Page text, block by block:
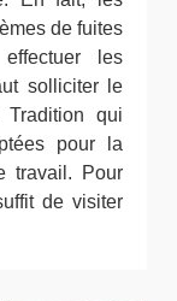
de fuites
les
solliciter le
qui
pour la
travail. Pour
de visiter